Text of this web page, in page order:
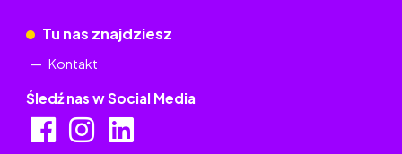
Tu nas znajdziesz
Kontakt
Śledź nas w Social Media